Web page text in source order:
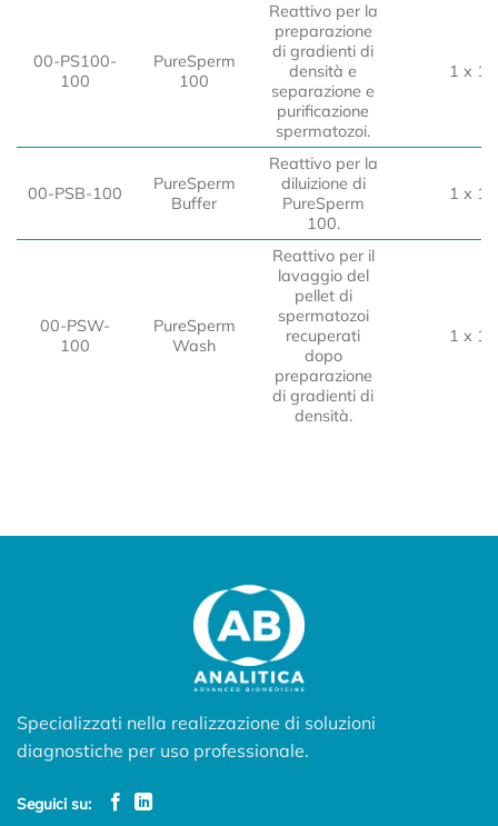
00-PS100-
100
PureSperm
100
Reattivo per la
preparazione
di gradienti di
densità e
separazione e
purificazione
spermatozoi.
1 x
00-PSB-100
PureSperm
Buffer
Reattivo per la
diluizione di
PureSperm
100.
1 x
00-PSW-
100
PureSperm
Wash
Reattivo per il
lavaggio del
pellet di
spermatozoi
recuperati
dopo
preparazione
di gradienti di
densità.
1 x
Specializzati nella realizzazione di soluzioni
diagnostiche per uso professionale.
Seguici su: